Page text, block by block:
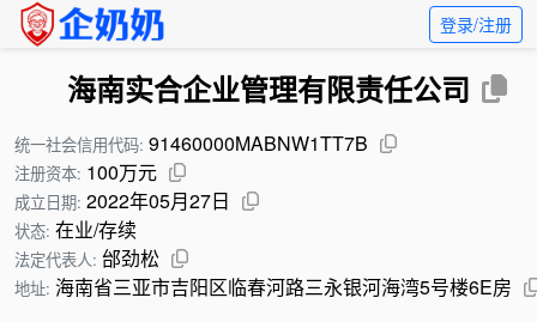
登录/注册
海南实合企业管理有限责任公司
统一社会信用代码: 91460000MABNW1TT7B
注册资本: 100万元
成立日期: 2022年05月27日
状态: 在业/存续
法定代表人: 邰劲松
地址: 海南省三亚市吉阳区临春河路三永银河海湾5号楼6E房